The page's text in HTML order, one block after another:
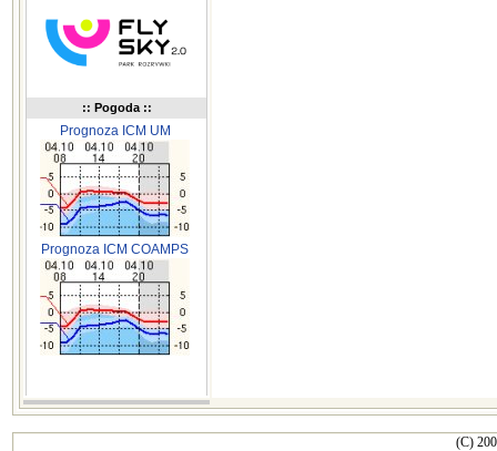
:: Pogoda ::
Prognoza ICM UM
Prognoza ICM COAMPS
(C)